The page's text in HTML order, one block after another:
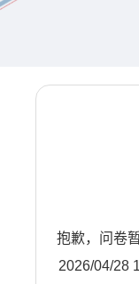
抱歉，问卷
2026/04/28